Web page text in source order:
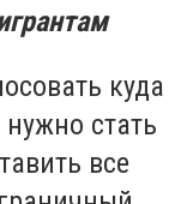
куда
стать
все